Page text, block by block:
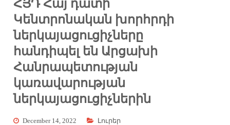
ՀՅԴ Հայ դատի
Կենտրոնական խորհրդի
ներկայացուցիչները
հանդիպել են Արցախի
Հանրապետության
կառավարության
ներկայացուցիչներին
December 14, 2022
Լուրեր